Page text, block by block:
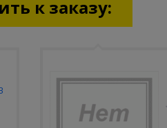
к заказу: